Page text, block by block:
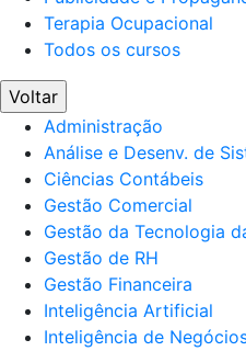
Terapia Ocupacional
Todos os cursos
Voltar
Administração
Análise e Desenv. de
Ciências Contábeis
Gestão Comercial
Gestão da Tecnologia
Gestão de RH
Gestão Financeira
Inteligência Artificial
Inteligência de